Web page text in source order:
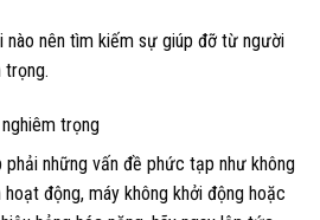
nào nên tìm kiếm sự giúp đỡ từ người
trọng.
trọng
phải những vấn đề phức tạp như không
động, máy không khởi động hoặc